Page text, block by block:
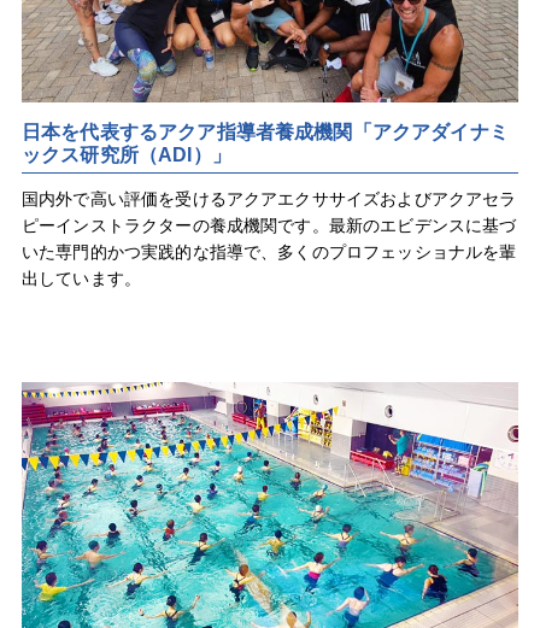
日本を代表するアクア指導者養成機関「アクアダイナミ
ックス研究所（ADI）」
国内外で高い評価を受けるアクアエクササイズおよびアクアセラ
ピーインストラクターの養成機関です。最新のエビデンスに基づ
いた専門的かつ実践的な指導で、多くのプロフェッショナルを輩
出しています。